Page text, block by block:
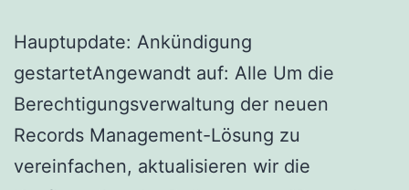
Hauptupdate: Ankündigung
gestartetAngewandt auf: Alle Um die
Berechtigungsverwaltung der neuen
Records Management-Lösung zu
vereinfachen, aktualisieren wir die